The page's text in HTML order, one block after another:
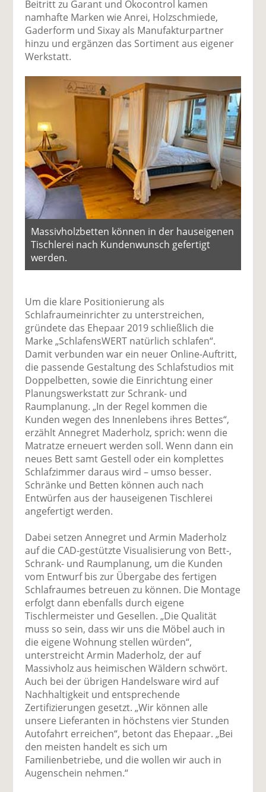
Beitritt zu Garant und Ökocontrol kamen
namhafte Marken wie Anrei, Holzschmiede,
Gaderform und Sixay als Manufakturpartner
hinzu und ergänzen das Sortiment aus eigener
Werkstatt.
Massivholzbetten können in der haus­eigenen
Tischlerei nach Kundenwunsch gefertigt
werden.
Um die klare Positionierung als
Schlafraumeinrichter zu unterstreichen,
gründete das Ehepaar 2019 schließlich die
Marke „SchlafensWERT natürlich schlafen“.
Damit verbunden war ein neuer Online-Auftritt,
die passende Gestaltung des Schlafstudios mit
Doppelbetten, sowie die Einrichtung einer
Planungswerkstatt zur Schrank- und
Raumplanung. „In der Regel kommen die
Kunden wegen des Innenlebens ihres Bettes“,
erzählt Annegret Maderholz, sprich: wenn die
Matratze erneuert werden soll. Wenn dann ein
neues Bett samt Gestell oder ein komplettes
Schlafzimmer daraus wird – umso besser.
Schränke und Betten können auch nach
Entwürfen aus der hauseigenen Tischlerei
angefertigt werden.
Dabei setzen Annegret und Armin Maderholz
auf die CAD-gestützte Visualisierung von Bett-,
Schrank- und Raumplanung, um die Kunden
vom Entwurf bis zur Übergabe des fertigen
Schlafraumes betreuen zu können. Die Montage
erfolgt dann ebenfalls durch eigene
Tischlermeister und Gesellen. „Die Qualität
muss so sein, dass wir uns die Möbel auch in
die eigene Wohnung stellen würden“,
unterstreicht Armin Maderholz, der auf
Massivholz aus heimischen Wäldern schwört.
Auch bei der übrigen Handelsware wird auf
Nachhaltigkeit und entsprechende
Zertifizierungen gesetzt. „Wir können alle
unsere Lieferanten in höchstens vier Stunden
Autofahrt erreichen“, betont das Ehepaar. „Bei
den meisten handelt es sich um
Familienbetriebe, und die wollen wir auch in
Augenschein nehmen.“